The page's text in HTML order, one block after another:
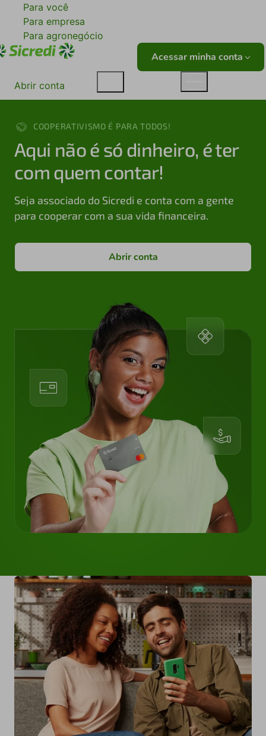
Para você
Para empresa
Para agronegócio
Acessar minha conta
Abrir conta
COOPERATIVISMO É PARA TODOS!
Aqui não é só dinheiro, é ter
com quem contar!
Seja associado do Sicredi e conta com a gente
para cooperar com a sua vida financeira.
Abrir conta